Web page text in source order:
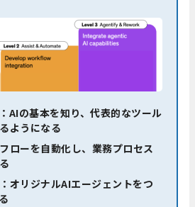
AIの基本を知り、代表的なツール
ようになる
ローを自動化し、業務プロセス
オリジナルAIエージェントをつ